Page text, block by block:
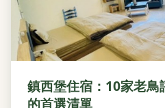
鎮西堡住宿：10家老
的首選清單